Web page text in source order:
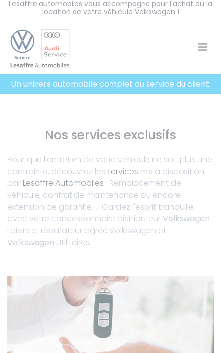
Lesaffre automobiles vous accompagne pour l'achat ou la
location de votre véhicule Volkswagen !
Un univers automobile complet au service du client.
Nos services exclusifs
Pour que l’entretien de votre véhicule ne soit plus une
contrainte, découvrez les services mis à disposition
par Lesaffre Automobiles ! Remplacement de
véhicule, contrat de maintenance ou encore
extension de garantie, ... Gardez l'esprit tranquille
avec votre concessionnaire distributeurVolkswagen
Loisirs et réparateur agréé Volkswagen et
Volkswagen Utilitaires.
Panneau de gestion des cookies